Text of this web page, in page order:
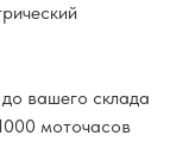
вашего склада
моточасов